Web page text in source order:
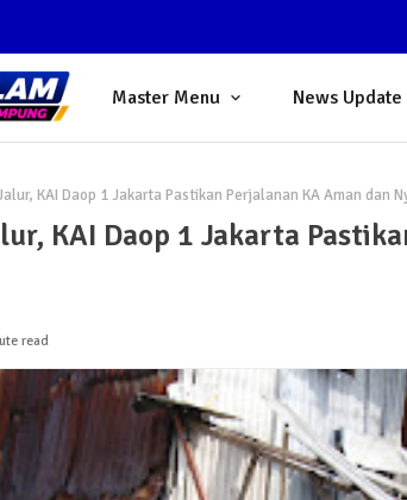
Master Menu News Update
KAI Daop 1 Jakarta Pastikan Perjalanan KA Aman dan
KAI Daop 1 Jakarta
read